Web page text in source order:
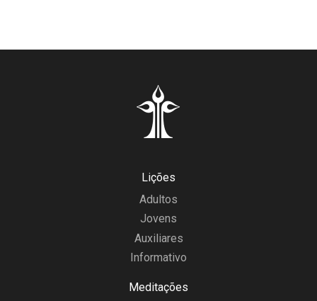
Lições
Adultos
Jovens
Auxiliares
Informativo
Meditações